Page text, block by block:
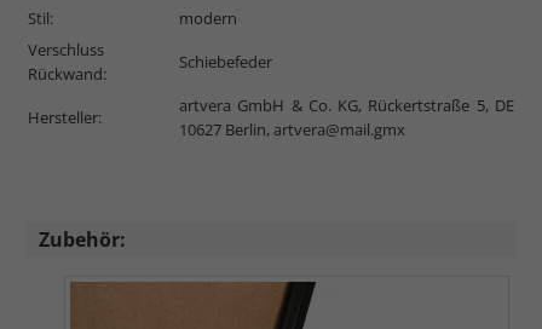
Stil:
modern
Verschluss
Rückwand:
Schiebefeder
Hersteller:
artvera GmbH & Co. KG, Rückertstraße 5, DE
10627 Berlin,artvera@mail.gmx
Zubehör: